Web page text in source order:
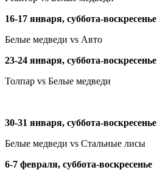
16-17 января, суббота-воскресенье
Белые медведи vs Авто
23-24 января, суббота-воскресенье
Толпар vs Белые медведи
30-31 января, суббота-воскресенье
Белые медведи vs Стальные лисы
6-7 февраля, суббота-воскресенье